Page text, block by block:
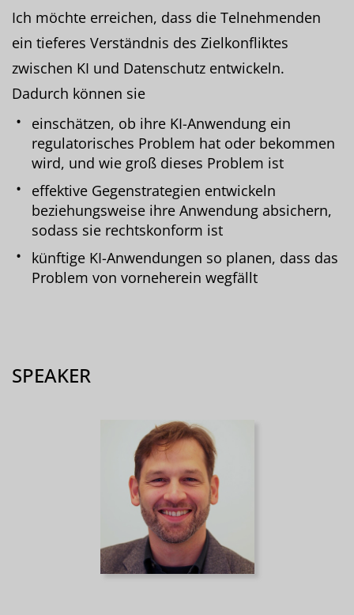
Ich möchte erreichen, dass die Telnehmenden
ein tieferes Verständnis des Zielkonfliktes
zwischen KI und Datenschutz entwickeln.
Dadurch können sie
einschätzen, ob ihre KI-Anwendung ein
regulatorisches Problem hat oder bekommen
wird, und wie groß dieses Problem ist
effektive Gegenstrategien entwickeln
beziehungsweise ihre Anwendung absichern,
sodass sie rechtskonform ist
künftige KI-Anwendungen so planen, dass das
Problem von vorneherein wegfällt
SPEAKER